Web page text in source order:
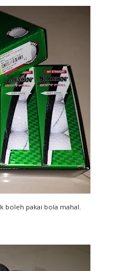
boleh pakai bola mahal.